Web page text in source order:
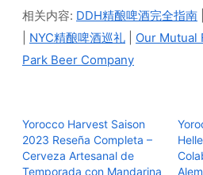
相关内容: DDH精酿啤酒完全指南
NYC精酿啤酒巡礼 Our Mutual
Park Beer Company
Yorocco Harvest Saison
2023 Reseña Completa –
Cerveza Artesanal de
Temporada con Mandarina